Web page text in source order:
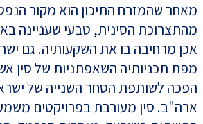
מאחר שהמזרח התיכון הוא מקור
מהתצרוכת הסינית, טבעי שעניינה
אכן מרחיבה בו את השקעותיה. גם
הפכה לשותפת הסחר השנייה של
ארה"ב. סין מעורבת בפרויקטים